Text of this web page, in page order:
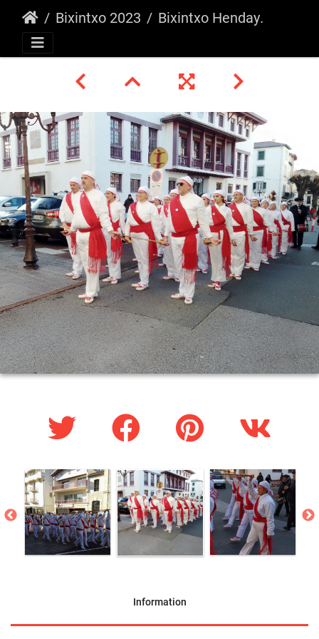
Bixintxo 2023 Bixintxo Hendaye 2023 19
Information